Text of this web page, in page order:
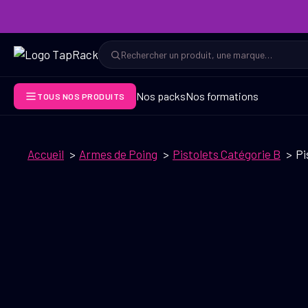
Rechercher
Rechercher
TOUS NOS PRODUITS Nos packsNos formations
Accueil Armes de Poing Pistolets Catégorie B